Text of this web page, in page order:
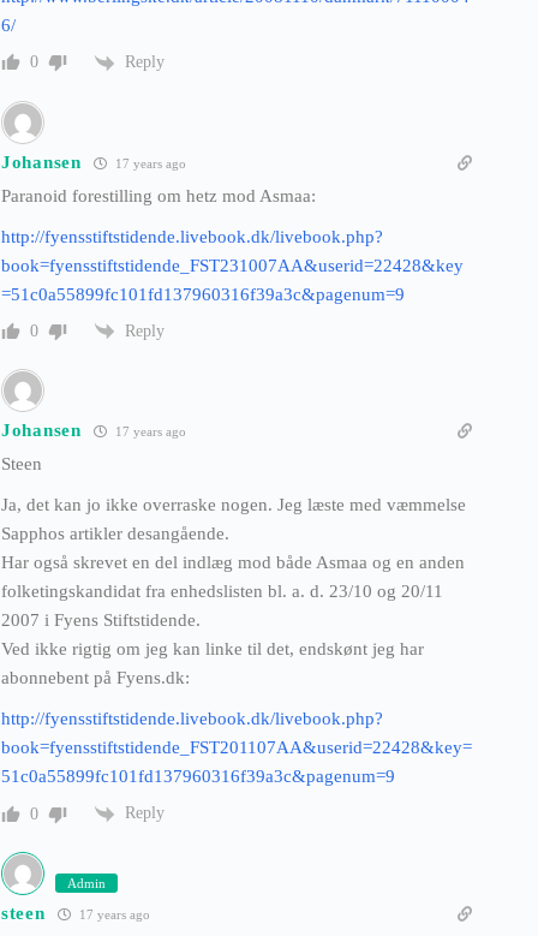
6/
0 Reply
Johansen 17 years ago
Paranoid forestilling om hetz mod Asmaa:
http://fyensstiftstidende.livebook.dk/livebook.php?
book=fyensstiftstidende_FST231007AA&userid=22428&key
=51c0a55899fc101fd137960316f39a3c&pagenum=9
0 Reply
Johansen 17 years ago
Steen
Ja, det kan jo ikke overraske nogen. Jeg læste med væmmelse
Sapphos artikler desangående.
Har også skrevet en del indlæg mod både Asmaa og en anden
folketingskandidat fra enhedslisten bl. a. d. 23/10 og 20/11
2007 i Fyens Stiftstidende.
Ved ikke rigtig om jeg kan linke til det, endskønt jeg har
abonnebent på Fyens.dk:
http://fyensstiftstidende.livebook.dk/livebook.php?
book=fyensstiftstidende_FST201107AA&userid=22428&key=
51c0a55899fc101fd137960316f39a3c&pagenum=9
0 Reply
Admin
steen 17 years ago